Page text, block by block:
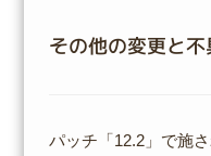
その他の変更と
パッチ「12.2」で施